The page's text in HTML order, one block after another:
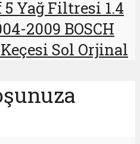
Yağ Filtresi 1.4
2009 BOSCH
Sol Orjinal